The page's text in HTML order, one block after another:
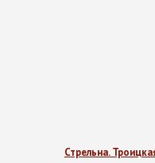
Стрельна.